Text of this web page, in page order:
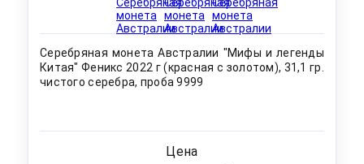
Серебряная монета Австралии "Мифы и легенды
Китая" Феникс 2022 г (красная с золотом), 31,1 гр.
чистого серебра, проба 9999
Цена